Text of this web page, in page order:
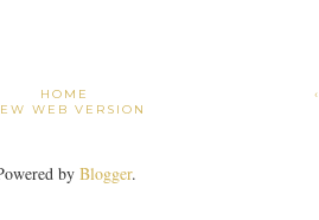
HOME
WEB VERSION
by Blogger.